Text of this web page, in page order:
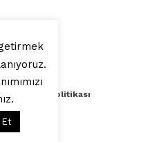
Veri Politikası
Çık
Et